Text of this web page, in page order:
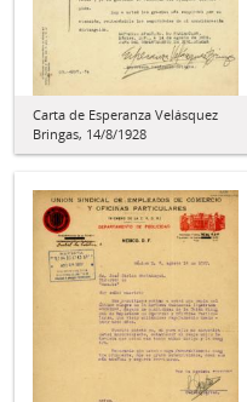
Carta de Esperanza Velásquez
Bringas, 14/8/1928